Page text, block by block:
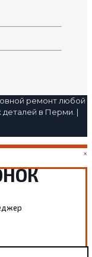
ремонт любой
деталей в Перми. |
×